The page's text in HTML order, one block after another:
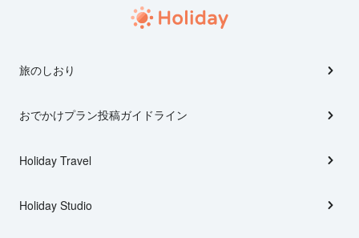
旅のしおり
おでかけプラン投稿ガイドライン
Holiday Travel
Holiday Studio